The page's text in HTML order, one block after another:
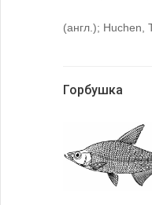
(англ.); Huchen,
Горбушка